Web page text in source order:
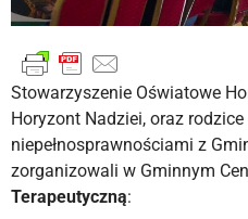
Stowarzyszenie Oświatowe
Horyzont Nadziei, oraz
niepełnosprawnościami z
zorganizowali w Gminnym
Terapeutyczną: